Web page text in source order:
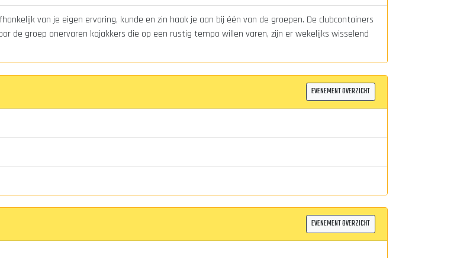
van je eigen ervaring, kunde en zin haak je aan bij één van de groepen. De clubcontainers
de groep onervaren kajakkers die op een rustig tempo willen varen, zijn er wekelijks wisselend
EVENEMENT OVERZICHT
EVENEMENT OVERZICHT